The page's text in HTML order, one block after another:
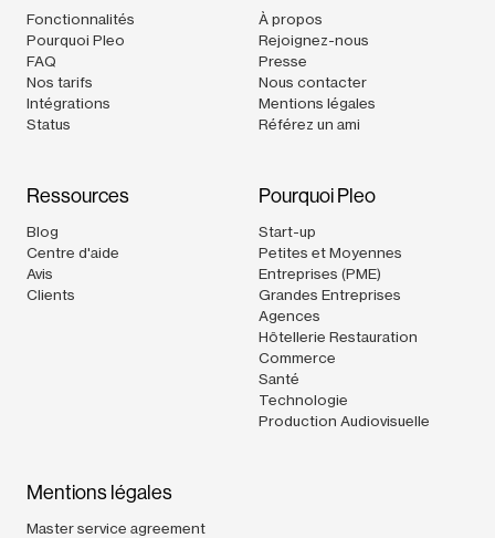
Fonctionnalités
Pourquoi Pleo
FAQ
Nos tarifs
Intégrations
Status
À propos
Rejoignez-nous
Presse
Nous contacter
Mentions légales
Référez un ami
Ressources
Blog
Centre d'aide
Avis
Clients
Pourquoi Pleo
Start-up
Petites et Moyennes
Entreprises (PME)
Grandes Entreprises
Agences
Hôtellerie Restauration
Commerce
Santé
Technologie
Production Audiovisuelle
Mentions légales
Master service agreement